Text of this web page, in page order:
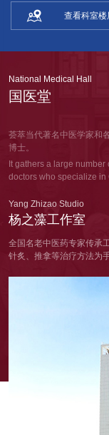
 查看科室楼
National Medical Hall
国医堂
荟萃当代著名中医学家和
博士。
It gathers a large
doctors who specialize
Yang Zhizao Studio
杨之藻工作室
全国名老中医药专家传承
针炙、推拿等治疗方法为手